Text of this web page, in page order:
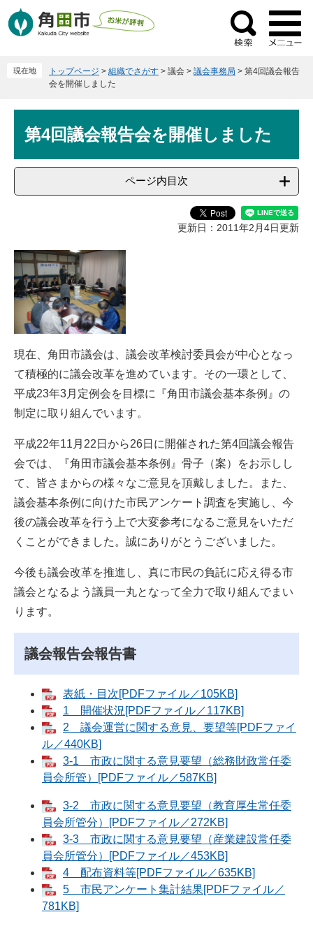
ー
ニ
検
索
現在地 トップページ > 組織でさがす > 議会 > 議会事務局 > 第4回議会報告
会を開催しました
文第4回議会報告会を開催しました
ページ内目次
更新日：2011年2月4日更新
現在、角田市議会は、議会改革検討委員会が中心となっ
て積極的に議会改革を進めています。その一環として、
平成23年3月定例会を目標に『角田市議会基本条例』の
制定に取り組んでいます。
平成22年11月22日から26日に開催された第4回議会報告
会では、『角田市議会基本条例』骨子（案）をお示しし
て、皆さまからの様々なご意見を頂戴しました。また、
議会基本条例に向けた市民アンケート調査を実施し、今
後の議会改革を行う上で大変参考になるご意見をいただ
くことができました。誠にありがとうございました。
今後も議会改革を推進し、真に市民の負託に応え得る市
議会となるよう議員一丸となって全力で取り組んでまい
ります。
議会報告会報告書
表紙・目次[PDFファイル／105KB]
1 開催状況[PDFファイル／117KB]
2 議会運営に関する意見、要望等[PDFファイ
ル／440KB]
3-1 市政に関する意見要望（総務財政常任委
員会所管）[PDFファイル／587KB]
3-2 市政に関する意見要望（教育厚生常任委
員会所管分）[PDFファイル／272KB]
3-3 市政に関する意見要望（産業建設常任委
員会所管分）[PDFファイル／453KB]
4 配布資料等[PDFファイル／635KB]
5 市民アンケート集計結果[PDFファイル／
781KB]